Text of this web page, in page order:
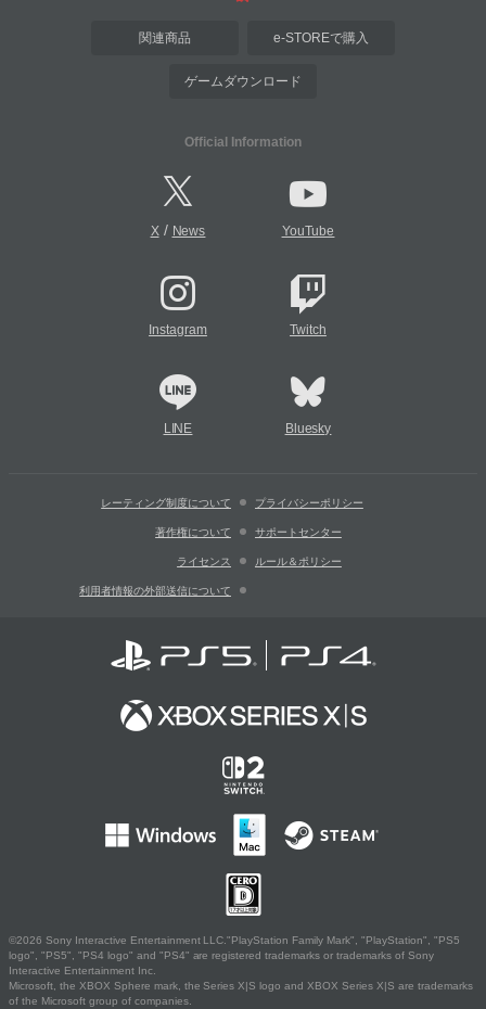
関連商品 e-STOREで購入
ゲームダウンロード
Official Information
X/ News YouTube
Instagram Twitch
LINE Bluesky
レーティング制度について プライバシーポリシー
著作権について サポートセンター
ライセンス ルール＆ポリシー
利用者情報の外部送信について
©2026 Sony Interactive Entertainment LLC."PlayStation Family Mark", "PlayStation", "PS5
logo", "PS5", "PS4 logo" and "PS4" are registered trademarks or trademarks of Sony
Interactive Entertainment Inc.
Microsoft, the XBOX Sphere mark, the Series X|S logo and XBOX Series X|S are trademarks
of the Microsoft group of companies.